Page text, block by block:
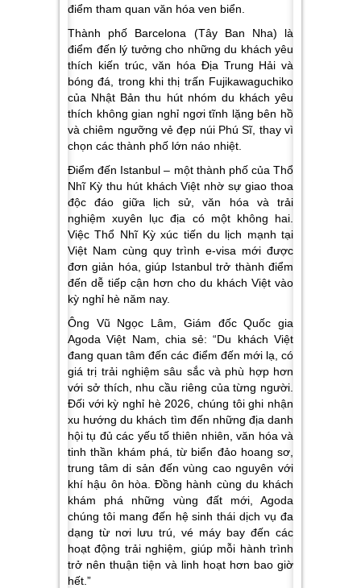
điểm tham quan văn hóa ven biển.
Thành phố Barcelona (Tây Ban Nha) là
điểm đến lý tưởng cho những du khách yêu
thích kiến trúc, văn hóa Địa Trung Hải và
bóng đá, trong khi thị trấn Fujikawaguchiko
của Nhật Bảnthu hút nhóm du khách yêu
thích không gian nghỉ ngơi tĩnh lặng bên hồ
và chiêm ngưỡng vẻ đẹp núi Phú Sĩ, thay vì
chọn các thành phố lớn náo nhiệt.
Điểm đến Istanbul – một thành phố của Thổ
Nhĩ Kỳthu hút khách Việt nhờ sự giao thoa
độc đáo giữa lịch sử, văn hóa và trải
nghiệm xuyên lục địa có một không hai.
Việc Thổ Nhĩ Kỳ xúc tiến du lịch mạnh tại
Việt Nam cùng quy trình e-visa mới được
đơn giản hóa, giúp Istanbul trở thành điểm
đến dễ tiếp cận hơn cho du khách Việt vào
kỳ nghỉ hè năm nay.
Ông Vũ Ngọc Lâm, Giám đốc Quốc gia
Agoda Việt Nam,
chia sẻ: “Du khách Việt
đang quan tâm đến các điểm đến mới lạ, có
giá trị trải nghiệm sâu sắc và phù hợp hơn
với sở thích, nhu cầu riêng của từng người.
Đối với kỳ nghỉ hè 2026, chúng tôi ghi nhận
xu hướng du khách tìm đến những địa danh
hội tụ đủ các yếu tố thiên nhiên, văn hóa và
tinh thần khám phá, từ biển đảo hoang sơ,
trung tâm di sản đến vùng cao nguyên với
khí hậu ôn hòa. Đồng hành cùng du khách
khám phá những vùng đất mới, Agoda
chúng tôi mang đến hệ sinh thái dịch vụ đa
dạng từ nơi lưu trú, vé máy bay đến các
hoạt động trải nghiệm, giúp mỗi hành trình
trở nên thuận tiện và linh hoạt hơn bao giờ
hết.”